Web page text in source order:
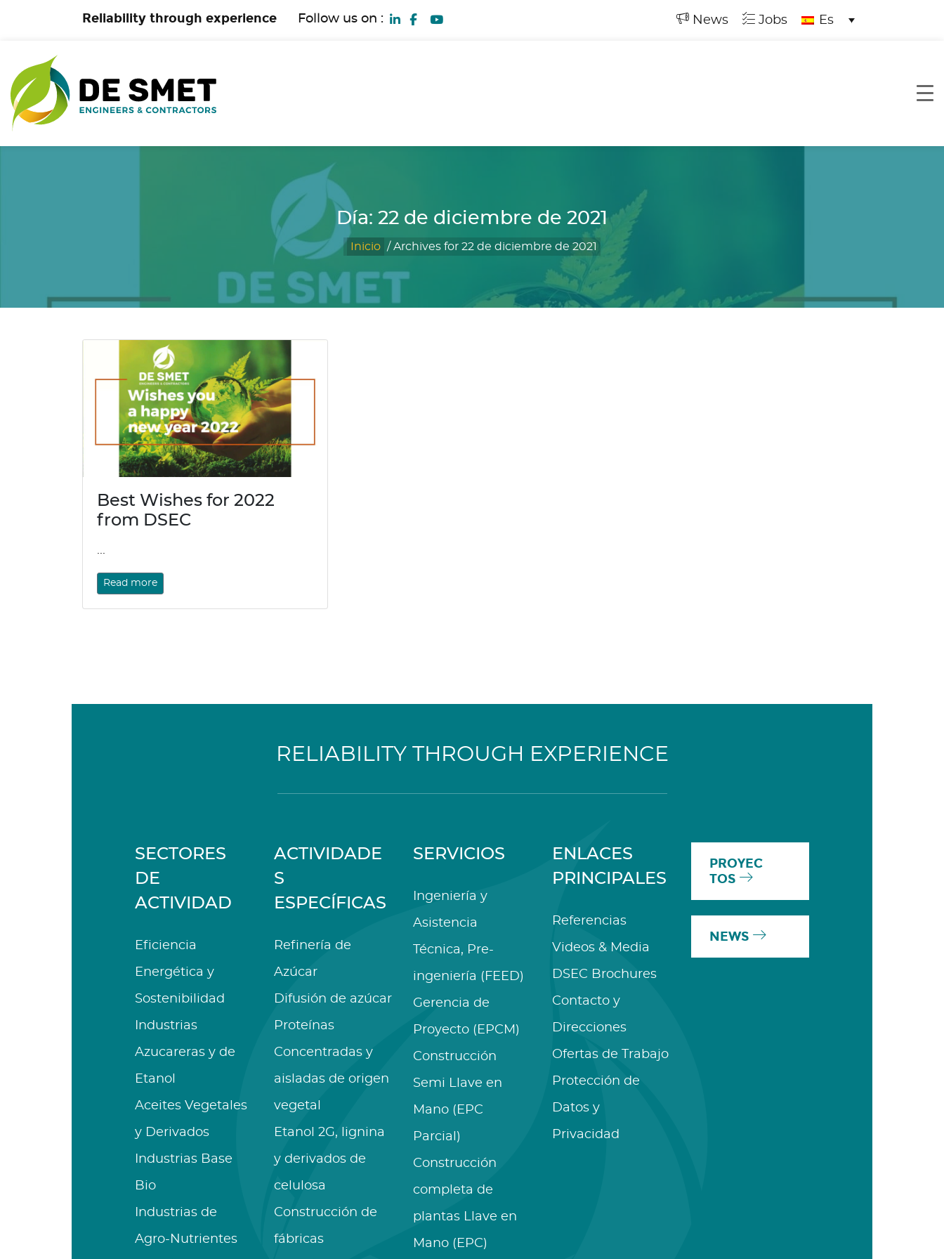
Reliability through experience Follow us on : News Jobs Es
Día: 22 de diciembre de 2021
Inicio /Archives for 22 de diciembre de 2021
Best Wishes for 2022
from DSEC
...
Read more
RELIABILITY THROUGH EXPERIENCE
SECTORES
DE
ACTIVIDAD
Eficiencia
Energética y
Sostenibilidad
Industrias
Azucareras y de
Etanol
Aceites Vegetales
y Derivados
Industrias Base
Bio
Industrias de
Agro-Nutrientes
ACTIVIDADE
S
ESPECÍFICAS
Refinería de
Azúcar
Difusión de azúcar
Proteínas
Concentradas y
aisladas de origen
vegetal
Etanol 2G, lignina
y derivados de
celulosa
Construcción de
fábricas
SERVICIOS
Ingeniería y
Asistencia
Técnica, Pre-
ingeniería (FEED)
Gerencia de
Proyecto (EPCM)
Construcción
Semi Llave en
Mano (EPC
Parcial)
Construcción
completa de
plantas Llave en
Mano (EPC)
ENLACES
PRINCIPALES
Referencias
Videos & Media
DSEC Brochures
Contacto y
Direcciones
Ofertas de Trabajo
Protección de
Datos y
Privacidad
PROYEC
TOS
NEWS